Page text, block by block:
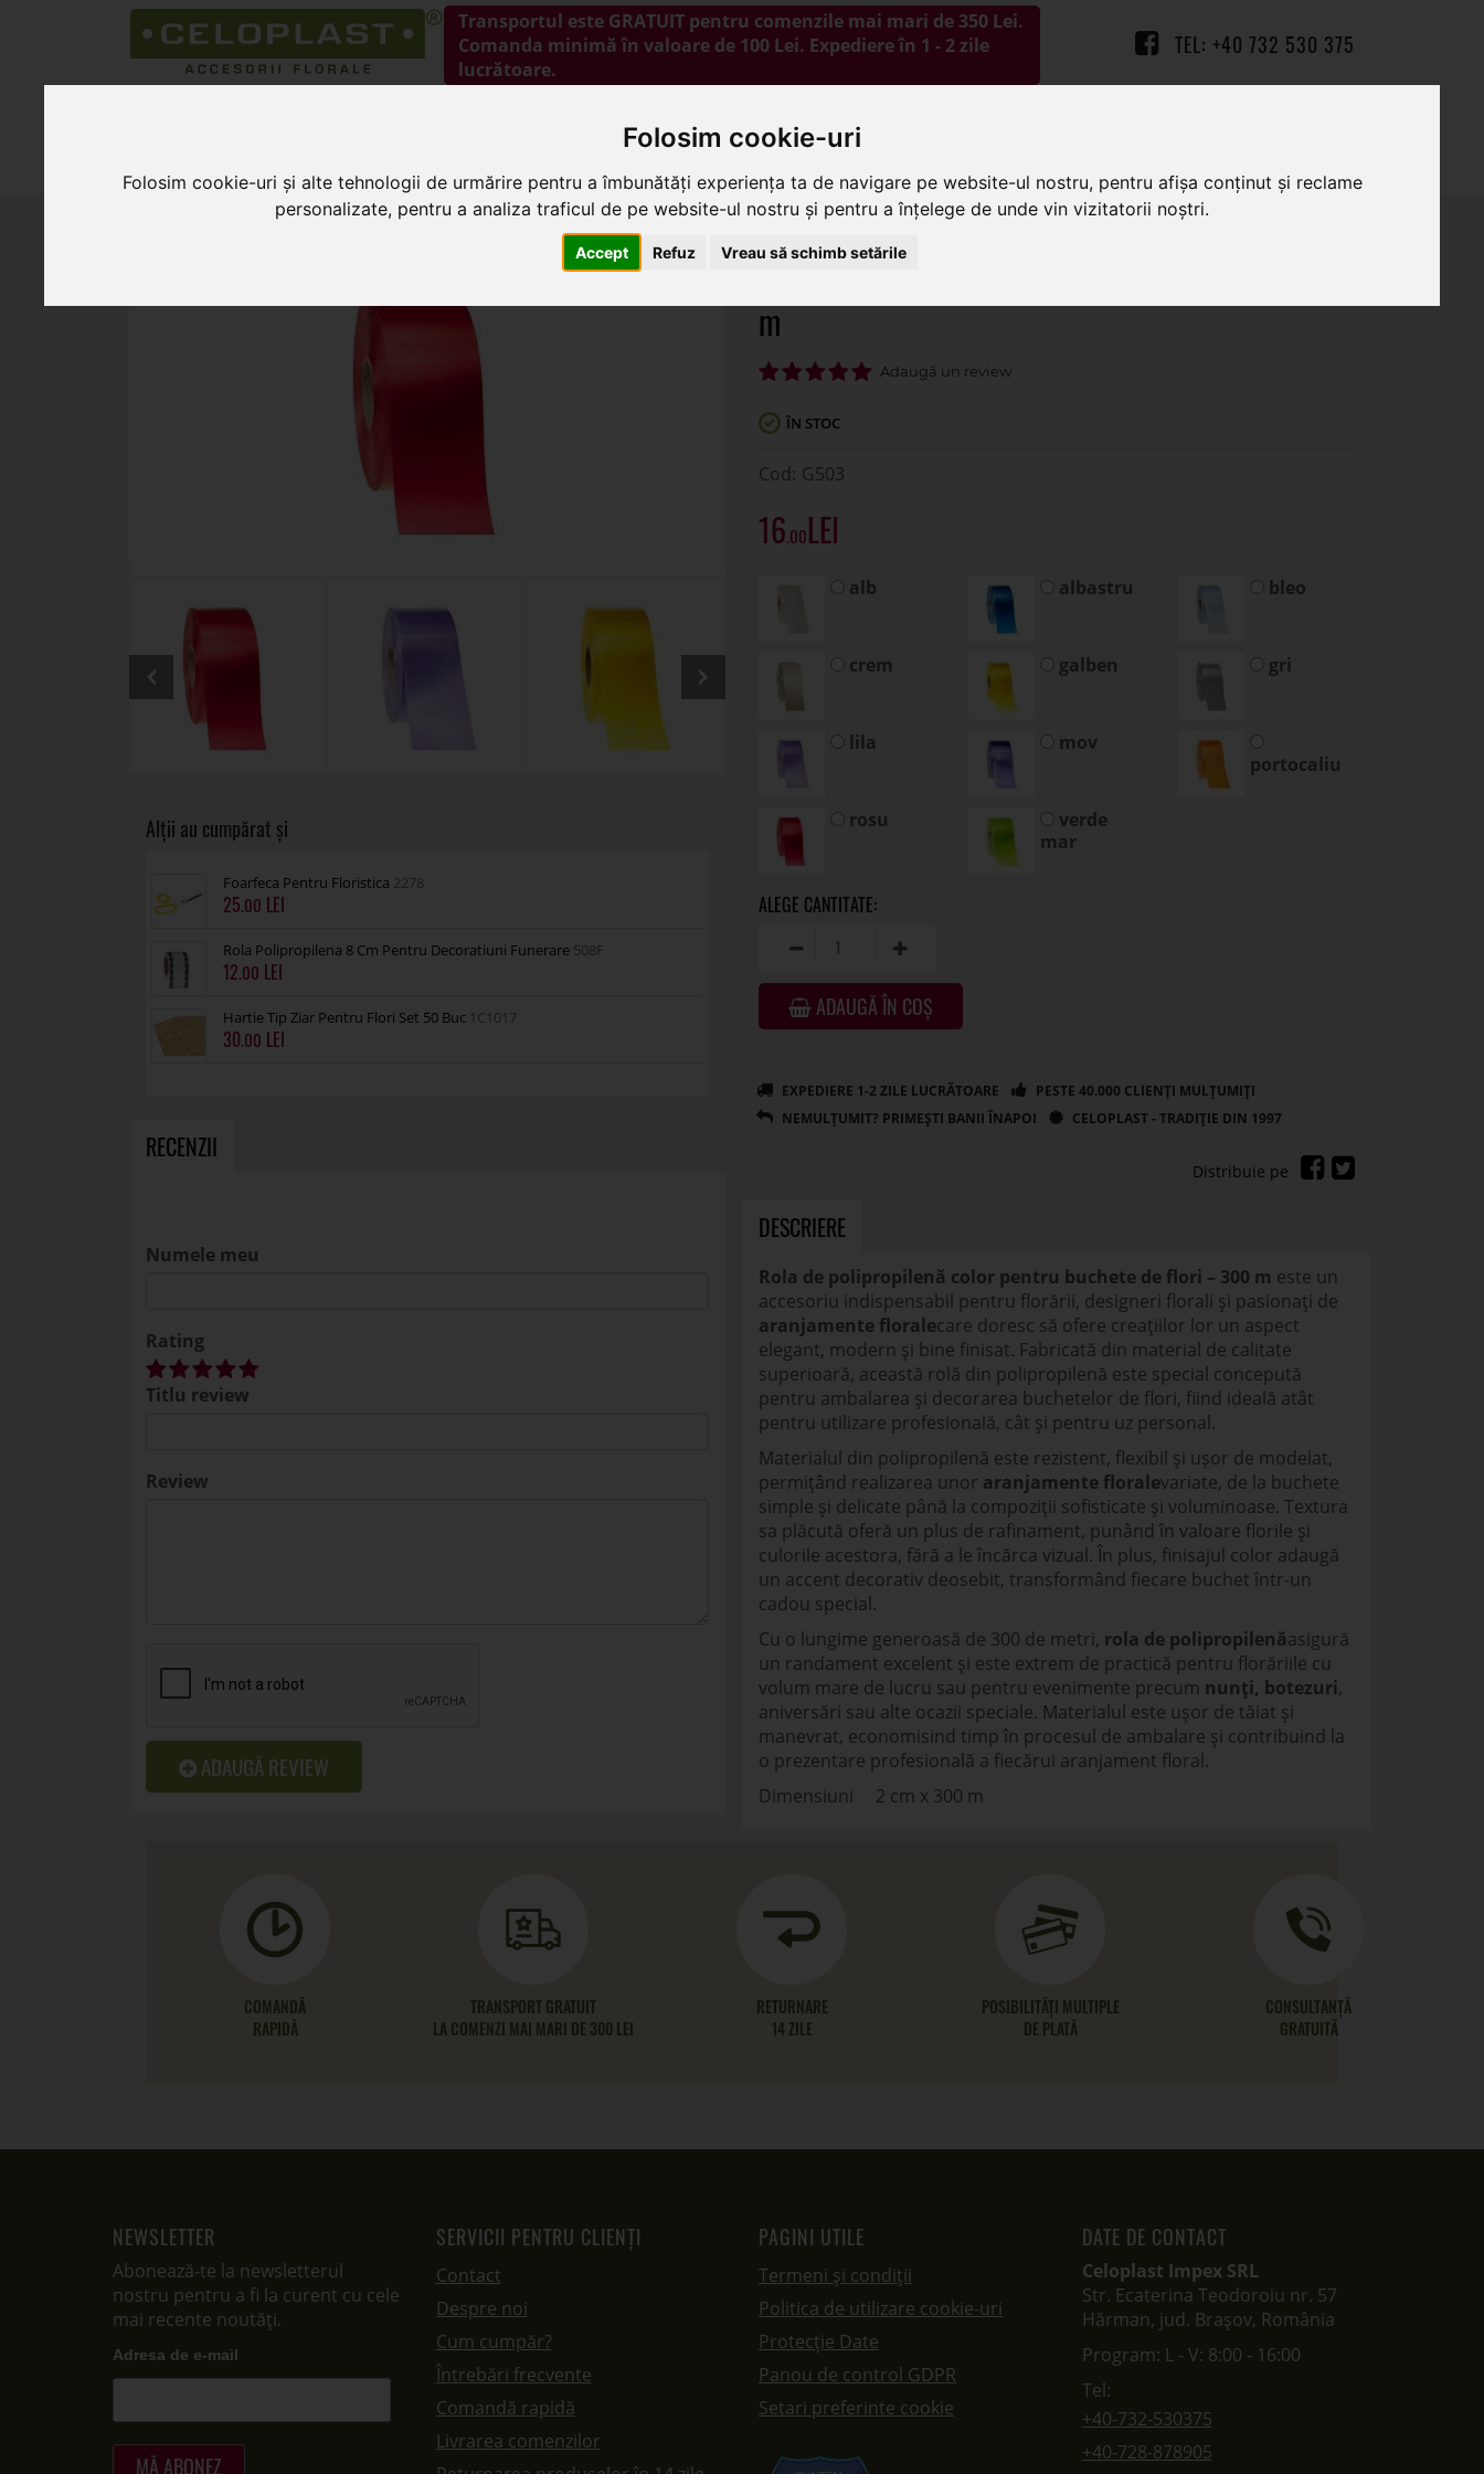
Folosim cookie-uri
Folosim cookie-uri și alte tehnologii de urmărire pentru a îmbunătăți experiența ta de navigare pe website-ul nostru, pentru afișa conținut și reclame
personalizate, pentru a analiza traficul de pe website-ul nostru și pentru a înțelege de unde vin vizitatorii noștri.
Accept Refuz Vreau să schimb setările
Transportul este GRATUIT pentru comenzile mai mari de 350 Lei.
Comanda minimă în valoare de 100 Lei. Expediere în 1 - 2 zile
lucrătoare.
TEL: +40 732 530 375
Panglici si role decorative » Rola polipropilena color pentru buchete flori 300 m
Foarfeca Pentru Floristica 2278
25.00
Rola Polipropilena 8 Cm Pentru Decoratiuni Funerare 508F
12.00
Hartie Tip Ziar Pentru Flori Set 50 Buc 1C1017
30.00
RECENZII
Numele meu
Rating
Titlu review
Review
ADAUGĂ REVIEW
m
ÎN STOC
G503
16.00
alb albastru bleo
crem galben gri
lila
mov
portocaliu
rosu
verde
mar
ADAUGĂ ÎN COȘ
DESCRIERE
Rola de polipropilenă color pentru buchete de flori – 300 m este un
accesoriu indispensabil pentru florării, designeri florali și pasionați de
aranjamente floralecare doresc să ofere creațiilor lor un aspect
elegant, modern și bine finisat. Fabricată din material de calitate
superioară, această rolă din polipropilenă este special concepută
pentru ambalarea și decorarea buchetelor de flori, fiind ideală atât
pentru utilizare profesională, cât și pentru uz personal.
Materialul din polipropilenă este rezistent, flexibil și ușor de modelat,
permițând realizarea unor aranjamente floralevariate, de la buchete
simple și delicate până la compoziții sofisticate și voluminoase. Textura
sa plăcută oferă un plus de rafinament, punând în valoare florile și
culorile acestora, fără a le încărca vizual. În plus, finisajul color adaugă
un accent decorativ deosebit, transformând fiecare buchet într-un
cadou special.
Cu o lungime generoasă de 300 de metri, rola de polipropilenăasigură
un randament excelent și este extrem de practică pentru florăriile cu
volum mare de lucru sau pentru evenimente precum nunți, botezuri,
aniversări sau alte ocazii speciale. Materialul este ușor de tăiat și
manevrat, economisind timp în procesul de ambalare și contribuind la
o prezentare profesională a fiecărui aranjament floral.
Dimensiuni 2 cm x 300 m
COMANDĂ
RAPIDĂ
TRANSPORT GRATUIT
LA COMENZI MAI MARI DE 300 LEI
RETURNARE
14 ZILE
POSIBILITĂȚI MULTIPLE
DE PLATĂ
CONSULTANȚĂ
GRATUITĂ
NEWSLETTER
Abonează-te la newsletterul
nostru pentru a fi la curent cu cele
mai recente noutăți.
Adresa de e-mail
SERVICII PENTRU CLIENȚI
Contact
Despre noi
Cum cumpăr?
Întrebări frecvente
Comandă rapidă
Livrarea comenzilor
PAGINI UTILE
Termeni și condiții
Politica de utilizare cookie-uri
Protecție Date
Panou de control GDPR
Setari preferinte cookie
DATE DE CONTACT
Celoplast Impex SRL
Str. Ecaterina Teodoroiu nr. 57
Hărman, jud. Brașov, România
Program: L - V: 8:00 - 16:00
Tel:
+40-732-530375
+40-728-878905